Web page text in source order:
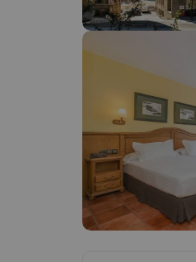
Sembra che il